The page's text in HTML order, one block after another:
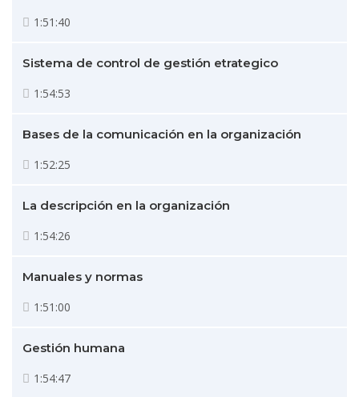
1:51:40
Sistema de control de gestión etrategico
1:54:53
Bases de la comunicación en la organización
1:52:25
La descripción en la organización
1:54:26
Manuales y normas
1:51:00
Gestión humana
1:54:47